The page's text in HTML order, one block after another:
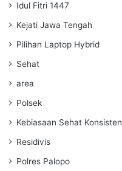
Idul Fitri 1447
Kejati Jawa Tengah
Pilihan Laptop Hybrid
Sehat
area
Polsek
Kebiasaan Sehat Konsisten
Residivis
Polres Palopo